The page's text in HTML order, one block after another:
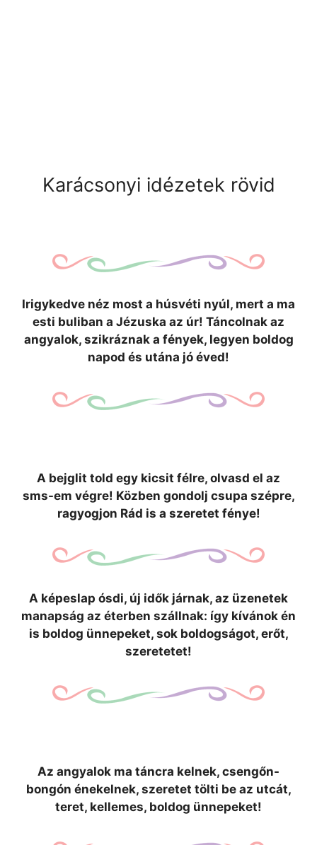
Karácsonyi idézetek rövid
Irigykedve néz most a húsvéti nyúl, mert a ma
esti buliban a Jézuska az úr! Táncolnak az
angyalok, szikráznak a fények, legyen boldog
napod és utána jó éved!
A bejglit told egy kicsit félre, olvasd el az
sms-em végre! Közben gondolj csupa szépre,
ragyogjon Rád is a szeretet fénye!
A képeslap ósdi, új idők járnak, az üzenetek
manapság az éterben szállnak: így kívánok én
is boldog ünnepeket, sok boldogságot, erőt,
szeretetet!
Az angyalok ma táncra kelnek, csengőn-
bongón énekelnek, szeretet tölti be az utcát,
teret, kellemes, boldog ünnepeket!